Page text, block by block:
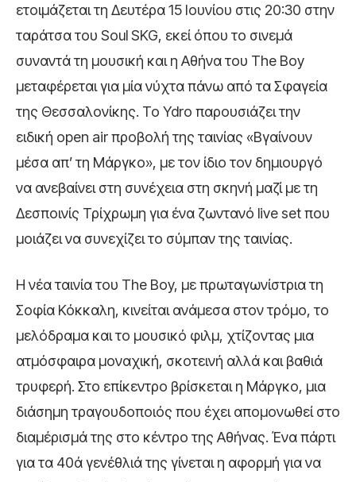
ετοιμάζεται τη Δευτέρα 15 Ιουνίου στις 20:30 στην
ταράτσα του Soul SKG, εκεί όπου το σινεμά
συναντά τη μουσική και η Αθήνα του The Boy
μεταφέρεται για μία νύχτα πάνω από τα Σφαγεία
της Θεσσαλονίκης. Το Ydro παρουσιάζει την
ειδική open air προβολή της ταινίας «Βγαίνουν
μέσα απ’ τη Μάργκο», με τον ίδιο τον δημιουργό
να ανεβαίνει στη συνέχεια στη σκηνή μαζί με τη
Δεσποινίς Τρίχρωμη για ένα ζωντανό live set που
μοιάζει να συνεχίζει το σύμπαν της ταινίας.
Η νέα ταινία του The Boy, με πρωταγωνίστρια τη
Σοφία Κόκκαλη, κινείται ανάμεσα στον τρόμο, το
μελόδραμα και το μουσικό φιλμ, χτίζοντας μια
ατμόσφαιρα μοναχική, σκοτεινή αλλά και βαθιά
τρυφερή. Στο επίκεντρο βρίσκεται η Μάργκο, μια
διάσημη τραγουδοποιός που έχει απομονωθεί στο
διαμέρισμά της στο κέντρο της Αθήνας. Ένα πάρτι
για τα 40ά γενέθλιά της γίνεται η αφορμή για να